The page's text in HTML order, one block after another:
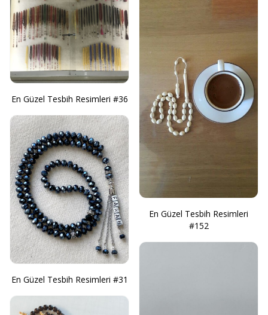
En Güzel Tesbih Resimleri #36
En Güzel Tesbih Resimleri #31
En Güzel Tesbih Resimleri
#152